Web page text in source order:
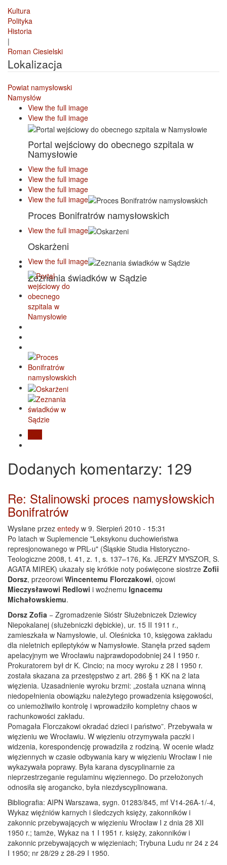
Kultura
Polityka
Historia
|
Roman Ciesielski
Lokalizacja
Powiat namysłowski
Namysłów
View the full image
View the full image
Portal wejściowy do obecnego szpitala w
Namysłowie
View the full image
View the full image
View the full image
View the full image
Proces Bonifratrów namysłowskich
View the full image
Oskarżeni
View the full image
Zeznania świadków w Sądzie
Dodanych komentarzy: 129
Re: Stalinowski proces namysłowskich
Bonifratrów
Wysłane przez entedy w 9. Sierpień 2010 - 15:31
Po latach w Suplemencie "Leksykonu duchowieństwa
represjonowanego w PRL-u" (Śląskie Studia Historyczno-
Teologiczne 2008, t. 41, z. 1, s. 137–176, Ks. JERZY MYSZOR, S.
AGATA MIREK) ukazały się krótkie noty poświęcone siostrze Zofii
Dorsz, przeorowi Wincentemu Florczakowi, ojcowi
Mieczysławowi Redlowi i woźnemu Ignacemu
Michałowskiemu.
Dorsz Zofia − Zgromadzenie Sióstr Służebniczek Dziewicy
Niepokalanej (służebniczki dębickie), ur. 15 II 1911 r.,
zamieszkała w Namysłowie, ul. Oleśnicka 10, księgowa zakładu
dla nieletnich epileptyków w Namysłowie. Stanęła przed sądem
apelacyjnym we Wrocławiu najprawdopodobniej 24 I 1950 r.
Prokuratorem był dr K. Cincio; na mocy wyroku z 28 I 1950 r.
została skazana za przestępstwo z art. 286 § 1 KK na 2 lata
więzienia. Uzasadnienie wyroku brzmi: „została uznana winną
niedopełnienia obowiązku należytego prowadzenia księgowości,
co uniemożliwiło kontrolę i wprowadziło kompletny chaos w
rachunkowości zakładu.
Pomagała Florczakowi okradać dzieci i państwo”. Przebywała w
więzieniu we Wrocławiu. W więzieniu otrzymywała paczki i
widzenia, korespondencję prowadziła z rodziną. W ocenie władz
więziennych w czasie odbywania kary w więzieniu Wrocław I nie
wykazywała poprawy. Była karana dyscyplinarnie za
nieprzestrzeganie regulaminu więziennego. Do przełożonych
odnosiła się arogancko, była niezdyscyplinowana.
Bibliografia: AIPN Warszawa, sygn. 01283/845, mf V14-26A-1/-4,
Wykaz więźniów karnych i śledczych księży, zakonników i
zakonnic przebywających w więzieniu Wrocław I z dnia 28 XII
1950 r.; tamże, Wykaz na 1 I 1951 r. księży, zakonników i
zakonnic przebywających w więzieniach; Trybuna Ludu nr 24 z 24
I 1950; nr 28/29 z 28-29 I 1950.